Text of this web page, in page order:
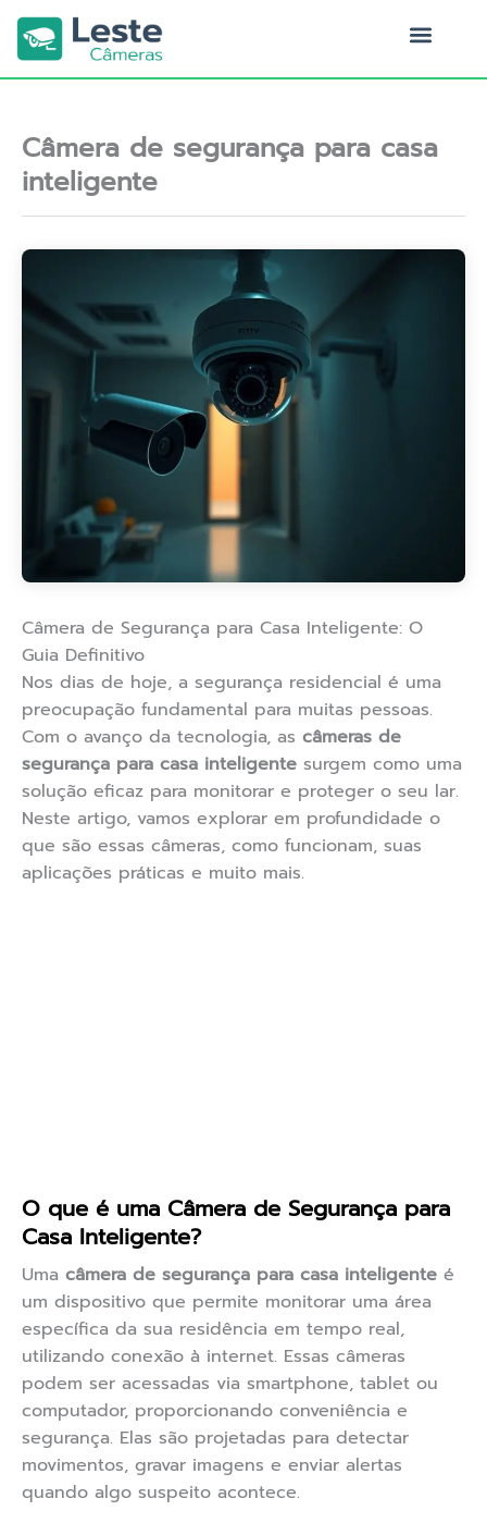
para
conteúdo
Câmera de segurança para casa
inteligente
Câmera de Segurança para Casa Inteligente: O
Guia Definitivo
Nos dias de hoje, a segurança residencial é uma
preocupação fundamental para muitas pessoas.
Com o avanço da tecnologia, as câmeras de
segurança para casa inteligente surgem como uma
solução eficaz para monitorar e proteger o seu lar.
Neste artigo, vamos explorar em profundidade o
que são essas câmeras, como funcionam, suas
aplicações práticas e muito mais.
O que é uma Câmera de Segurança para
Casa Inteligente?
Uma câmera de segurança para casa inteligente é
um dispositivo que permite monitorar uma área
específica da sua residência em tempo real,
utilizando conexão à internet. Essas câmeras
podem ser acessadas via smartphone, tablet ou
computador, proporcionando conveniência e
segurança. Elas são projetadas para detectar
movimentos, gravar imagens e enviar alertas
quando algo suspeito acontece.